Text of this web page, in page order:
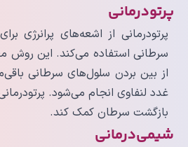
پرتودرمانی
پرتودرمانی از اشعه‌های پرانرژی
سرطانی استفاده می‌کند. این روش
از بین بردن سلول‌های سرطانی
غدد لنفاوی انجام می‌شود.
بازگشت سرطان کمک کند.
شیمی‌درمانی